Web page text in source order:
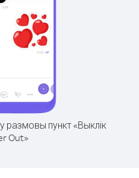
размовы пункт «Выклік
Out»